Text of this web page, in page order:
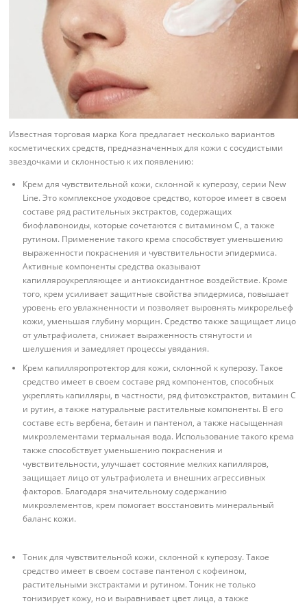
Известная торговая марка Kora предлагает несколько вариантов
косметических средств, предназначенных для кожи с сосудистыми
звездочками и склонностью к их появлению:
Крем для чувствительной кожи, склонной к куперозу, серии New
Line. Это комплексное уходовое средство, которое имеет в своем
составе ряд растительных экстрактов, содержащих
биофлавоноиды, которые сочетаются с витамином С, а также
рутином. Применение такого крема способствует уменьшению
выраженности покраснения и чувствительности эпидермиса.
Активные компоненты средства оказывают
капилляроукрепляющее и антиоксидантное воздействие. Кроме
того, крем усиливает защитные свойства эпидермиса, повышает
уровень его увлажненности и позволяет выровнять микрорельеф
кожи, уменьшая глубину морщин. Средство также защищает лицо
от ультрафиолета, снижает выраженность стянутости и
шелушения и замедляет процессы увядания.
Крем капилляропротектор для кожи, склонной к куперозу. Такое
средство имеет в своем составе ряд компонентов, способных
укреплять капилляры, в частности, ряд фитоэкстрактов, витамин С
и рутин, а также натуральные растительные компоненты. В его
составе есть вербена, бетаин и пантенол, а также насыщенная
микроэлементами термальная вода. Использование такого крема
также способствует уменьшению покраснения и
чувствительности, улучшает состояние мелких капилляров,
защищает лицо от ультрафиолета и внешних агрессивных
факторов. Благодаря значительному содержанию
микроэлементов, крем помогает восстановить минеральный
баланс кожи.
Тоник для чувствительной кожи, склонной к куперозу. Такое
средство имеет в своем составе пантенол с кофеином,
растительными экстрактами и рутином. Тоник не только
тонизирует кожу, но и выравнивает цвет лица, а также